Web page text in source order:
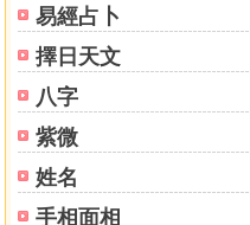
易經占卜
擇日天文
八字
紫微
姓名
手相面相
第六節 形象地理學之綱構與
第二章 風水地理基本理則
第一節 何謂風水
第二節 磁格論
第三節 風水原則
第四節 風水之氣
第五節 干支與五行之性情
第六節 二十八星宿